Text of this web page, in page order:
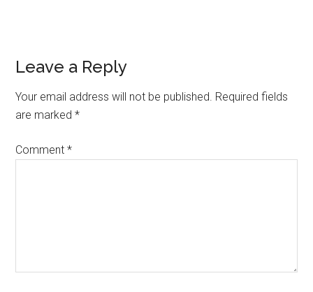
Reader
Interactions
Leave a Reply
Your email address will not be published. Required fields
are marked*
Comment*